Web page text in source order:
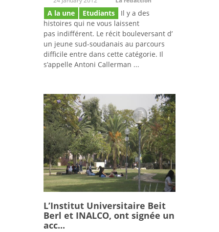
A la une Etudiants
Il y a des
histoires qui ne vous laissent
pas indifférent. Le récit bouleversant d’
un jeune sud-soudanais au parcours
difficile entre dans cette catégorie. Il
s’appelle Antoni Callerman ...
L’Institut Universitaire Beit
Berl et INALCO, ont signée un
acc...